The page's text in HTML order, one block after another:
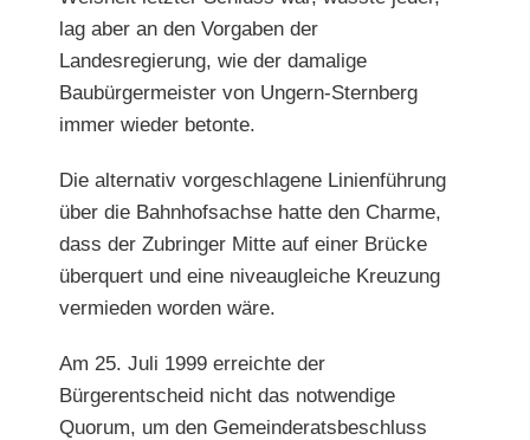
lag aber an den Vorgaben der
Landesregierung, wie der damalige
Baubürgermeister von Ungern-Sternberg
immer wieder betonte.
Die alternativ vorgeschlagene Linienführung
über die Bahnhofsachse hatte den Charme,
dass der Zubringer Mitte auf einer Brücke
überquert und eine niveaugleiche Kreuzung
vermieden worden wäre.
Am 25. Juli 1999 erreichte der
Bürgerentscheid nicht das notwendige
Quorum, um den Gemeinderatsbeschluss